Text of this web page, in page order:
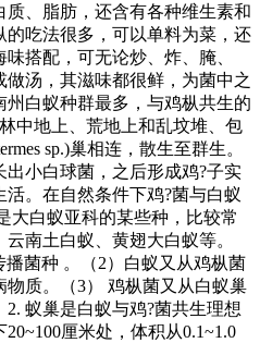
、脂肪，还含有各种维生素和
吃法很多，可以单料为菜，还
搭配，可无论炒、炸、腌、
汤，其滋味都很鲜，为菌中之
白蚁种群最多，与鸡枞共生的
中地上、荒地上和乱坟堆、包
sp.)巢相连，散生至群生。
小白球菌，之后形成鸡?子实
。在自然条件下鸡?菌与白蚁
大白蚁亚科的某些种，比较常
南土白蚁、黄翅大白蚁等。
播菌种 。（2）白蚁又从鸡枞菌
质。（3） 鸡枞菌又从白蚁巢
蚁巢是白蚁与鸡?菌共生理想
厘米处，体积从0.1~1.0